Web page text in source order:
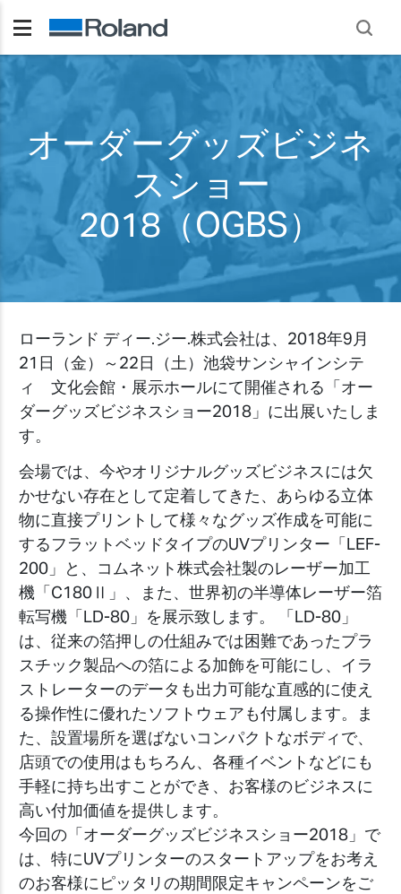
オーダーグッズビジネ
スショー
2018（OGBS）
ローランド ディー.ジー.株式会社は、2018年9月
21日（金）～22日（土）池袋サンシャインシテ
ィ 文化会館・展示ホールにて開催される「オー
ダーグッズビジネスショー2018」に出展いたしま
す。
会場では、今やオリジナルグッズビジネスには欠
かせない存在として定着してきた、あらゆる立体
物に直接プリントして様々なグッズ作成を可能に
するフラットベッドタイプのUVプリンター「LEF-
200」と、コムネット株式会社製のレーザー加工
機「C180Ⅱ」、また、世界初の半導体レーザー箔
転写機「LD-80」を展示致します。 「LD-80」
は、従来の箔押しの仕組みでは困難であったプラ
スチック製品への箔による加飾を可能にし、イラ
ストレーターのデータも出力可能な直感的に使え
る操作性に優れたソフトウェアも付属します。ま
た、設置場所を選ばないコンパクトなボディで、
店頭での使用はもちろん、各種イベントなどにも
手軽に持ち出すことができ、お客様のビジネスに
高い付加価値を提供します。
今回の「オーダーグッズビジネスショー2018」で
は、特にUVプリンターのスタートアップをお考え
のお客様にピッタリの期間限定キャンペーンをご